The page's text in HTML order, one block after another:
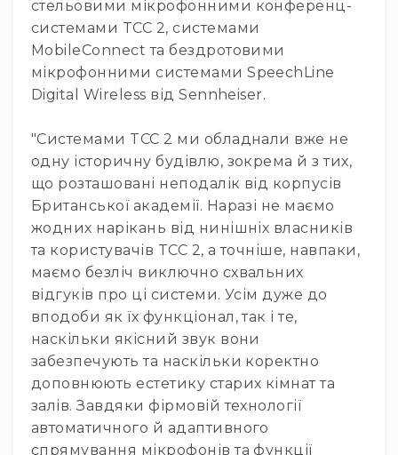
з
газоразрядною
Прилади
з
вольфрамовою
Архітектурне
освітлення
Для
приміщень
Просто
неба
Для
занурення
Ефекти
Стробоскопи
Лазери
Конфетті
машини
Генератори
диму/
стельовими мікрофонними конференц-
системами TCC 2, системами
MobileConnect та бездротовими
мікрофонними системами SpeechLine
Digital Wireless від Sennheiser.
"Системами TCC 2 ми обладнали вже не
одну історичну будівлю, зокрема й з тих,
що розташовані неподалік від корпусів
Британської академії. Наразі не маємо
жодних нарікань від нинішніх власників
та користувачів TCC 2, а точніше, навпаки,
маємо безліч виключно схвальних
відгуків про ці системи. Усім дуже до
вподоби як їх функціонал, так і те,
наскільки якісний звук вони
забезпечують та наскільки коректно
доповнюють естетику старих кімнат та
залів. Завдяки фірмовій технології
автоматичного й адаптивного
спрямування мікрофонів та функції